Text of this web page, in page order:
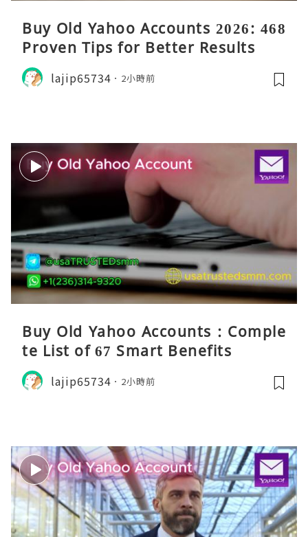
Buy Old Yahoo Accounts 2026: 468
Proven Tips for Better Results
lajip65734 2小時前
Buy Old Yahoo Accounts : Comple
te List of 67 Smart Benefits
lajip65734 2小時前